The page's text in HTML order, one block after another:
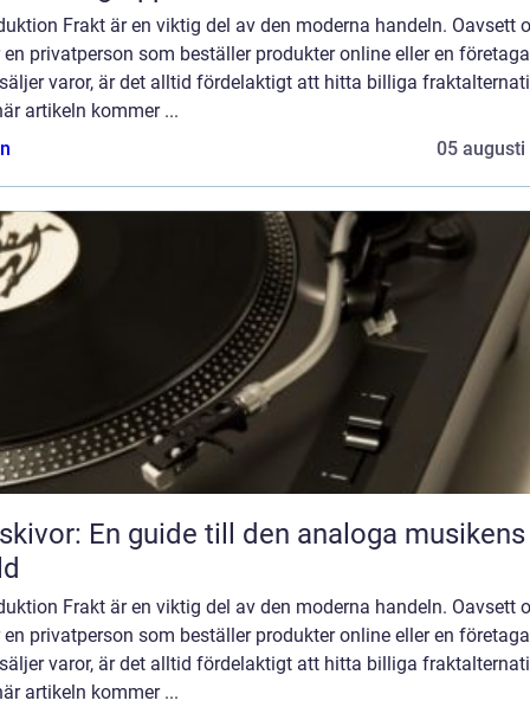
Frakt är en viktig del av den moderna handeln. Oavsett
en privatperson som beställer produkter online eller en
varor, är det alltid fördelaktigt att hitta billiga
artikeln kommer ...
05 augusti
En guide till den analoga musikens
Frakt är en viktig del av den moderna handeln. Oavsett
en privatperson som beställer produkter online eller en
varor, är det alltid fördelaktigt att hitta billiga
artikeln kommer ...